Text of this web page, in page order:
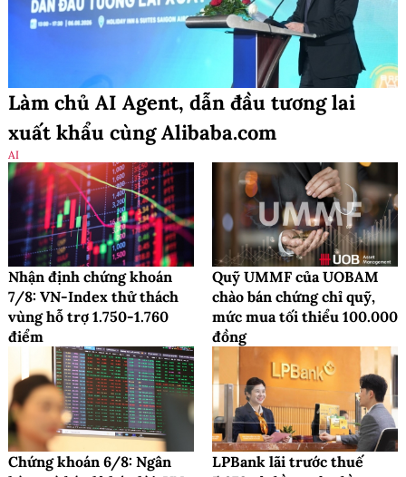
Làm chủ AI Agent, dẫn đầu tương lai
xuất khẩu cùng Alibaba.com
AI
Nhận định chứng khoán
7/8: VN-Index thử thách
vùng hỗ trợ 1.750-1.760
điểm
Quỹ UMMF của UOBAM
chào bán chứng chỉ quỹ,
mức mua tối thiểu 100.000
đồng
Chứng khoán 6/8: Ngân
LPBank lãi trước thuế